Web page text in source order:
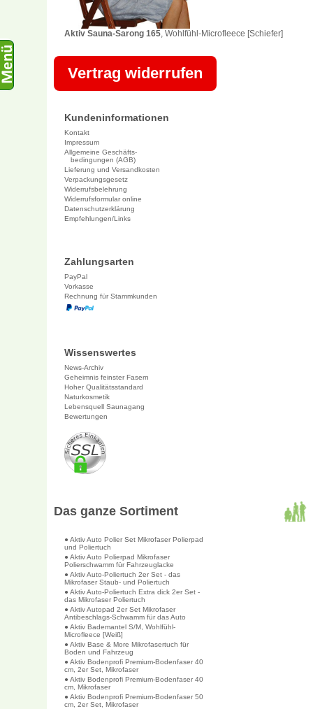
Aktiv Sauna-Sarong 165, Wohlfühl-Microfleece [Schiefer]
Vertrag widerrufen
Kundeninformationen
Kontakt
Impressum
Allgemeine Geschäfts-
bedingungen (AGB)
Lieferung und Versandkosten
Verpackungsgesetz
Widerrufsbelehrung
Widerrufsformular online
Datenschutzerklärung
Empfehlungen/Links
Zahlungsarten
PayPal
Vorkasse
Rechnung für Stammkunden
Wissenswertes
News-Archiv
Geheimnis feinster Fasern
Hoher Qualitätsstandard
Naturkosmetik
Lebensquell Saunagang
Bewertungen
Das ganze Sortiment
● Aktiv Auto Polier Set Mikrofaser Polierpad
und Poliertuch
● Aktiv Auto Polierpad Mikrofaser
Polierschwamm für Fahrzeuglacke
● Aktiv Auto-Poliertuch 2er Set - das
Mikrofaser Staub- und Poliertuch
● Aktiv Auto-Poliertuch Extra dick 2er Set -
das Mikrofaser Poliertuch
● Aktiv Autopad 2er Set Mikrofaser
Antibeschlags-Schwamm für das Auto
● Aktiv Bademantel S/M, Wohlfühl-
Microfleece [Weiß]
● Aktiv Base & More Mikrofasertuch für
Boden und Fahrzeug
● Aktiv Bodenprofi Premium-Bodenfaser 40
cm, 2er Set, Mikrofaser
● Aktiv Bodenprofi Premium-Bodenfaser 40
cm, Mikrofaser
● Aktiv Bodenprofi Premium-Bodenfaser 50
cm, 2er Set, Mikrofaser